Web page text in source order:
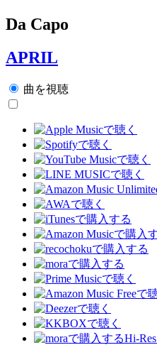
Da Capo
APRIL
曲を視聴
Hi-Res